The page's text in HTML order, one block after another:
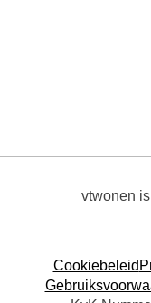
vtwonen
Cookiebeleid